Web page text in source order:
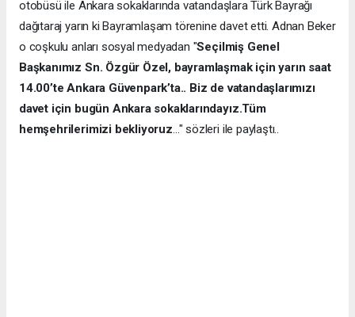
otobüsü ile Ankara sokaklarında vatandaşlara Türk Bayrağı
dağıtaraj yarın ki Bayramlaşam törenine davet etti. Adnan Beker
o coşkulu anları sosyal medyadan "Seçilmiş Genel
Başkanımız Sn. Özgür Özel, bayramlaşmak için yarın saat
14.00’te Ankara Güvenpark’ta.. Biz de vatandaşlarımızı
davet için bugün Ankara sokaklarındayız.Tüm
hemşehrilerimizi bekliyoruz…" sözleri ile paylaştı..